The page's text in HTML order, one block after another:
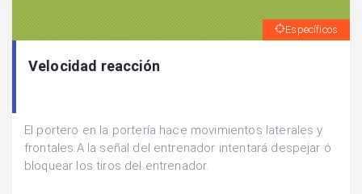
Específicos
Velocidad reacción
El portero en la portería hace movimientos laterales y
frontales.A la señal del entrenador intentará despejar ó
bloquear los tiros del entrenador.